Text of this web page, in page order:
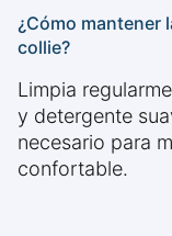
¿Cómo mantener
collie?
Limpia
y detergente
necesario para
confortable.